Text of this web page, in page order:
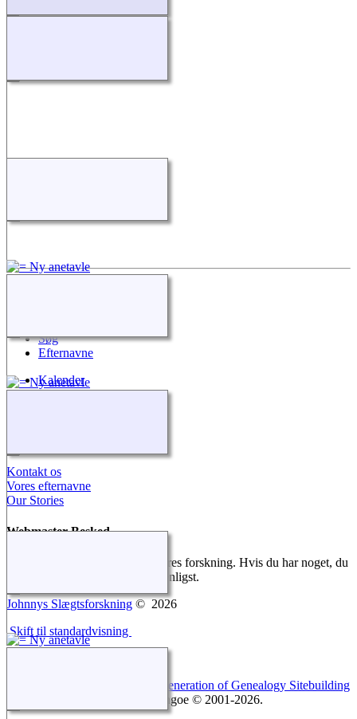
Søg
Efternavne
Kalender
Alle medier
Kontakt os
Vores efternavne
Our Stories
Webmaster Besked
Vi gør alt for at dokumentere vores forskning. Hvis du har noget, du
gerne vil tilføje, så kontakt os venligst.
Johnnys Slægtsforskning © 2026
Skift til standardvisning
The Next Generation of Genealogy Sitebuilding
v. 14.0.6, forfattet af Darrin Lythgoe © 2001-2026.